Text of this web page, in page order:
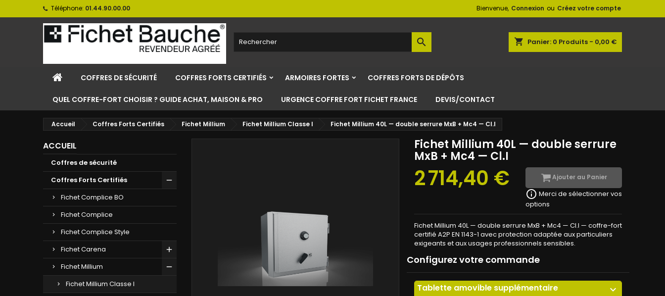
Téléphone: 01.44.90.00.00 Bienvenue, Connexion ou Créez votre compte
shopping_cart Panier: 0 Produits - 0,00 €

COFFRES DE SÉCURITÉ COFFRES FORTS CERTIFIÉS ARMOIRES FORTES COFFRES FORTS DE DÉPÔTS
QUEL COFFRE-FORT CHOISIR ? GUIDE ACHAT, MAISON & PRO URGENCE COFFRE FORT FICHET FRANCE DEVIS/CONTACT
Accueil Coffres Forts Certifiés Fichet Millium Fichet Millium Classe I Fichet Millium 40L — double serrure MxB + Mc4 — Cl.I
ACCUEIL
Coffres de sécurité
Coffres Forts Certifiés
Fichet Complice BO
Fichet Complice
Fichet Complice Style
Fichet Carena
Fichet Millium
Fichet Millium Classe I
Fichet Millium 40L — double serrure
MxB + Mc4 — Cl.I
2 714,40 € Ajouter au Panier
info_outline Merci de sélectionner vos
options
Fichet Millium 40L — double serrure MxB + Mc4 — Cl.I — coffre-fort
certifié A2P EN 1143-1 avec protection adaptée aux particuliers
exigeants et aux usages professionnels sensibles.
Configurez votre commande
Tablette amovible supplémentaire expand_more